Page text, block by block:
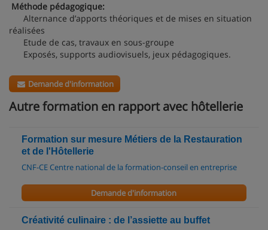
Méthode pédagogique:
Alternance d’apports théoriques et de mises en situation
réalisées
Etude de cas, travaux en sous-groupe
Exposés, supports audiovisuels, jeux pédagogiques.
Demande d'information
Autre formation en rapport avec hôtellerie
Formation sur mesure Métiers de la Restauration
et de l'Hôtellerie
CNF-CE Centre national de la formation-conseil en entreprise
Demande d'information
Créativité culinaire : de l’assiette au buffet